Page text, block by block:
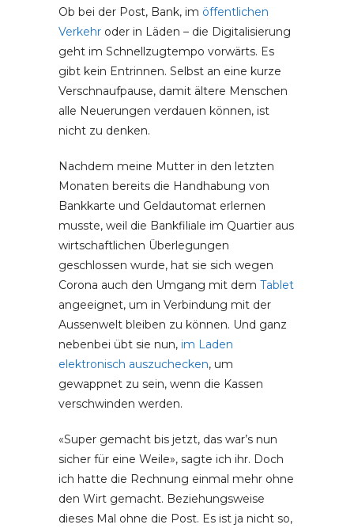
Ob bei der Post, Bank, im öffentlichen
Verkehr oder in Läden – die Digitalisierung
geht im Schnellzugtempo vorwärts. Es
gibt kein Entrinnen. Selbst an eine kurze
Verschnaufpause, damit ältere Menschen
alle Neuerungen verdauen können, ist
nicht zu denken.
Nachdem meine Mutter in den letzten
Monaten bereits die Handhabung von
Bankkarte und Geldautomat erlernen
musste, weil die Bankfiliale im Quartier aus
wirtschaftlichen Überlegungen
geschlossen wurde, hat sie sich wegen
Corona auch den Umgang mit dem Tablet
angeeignet, um in Verbindung mit der
Aussenwelt bleiben zu können. Und ganz
nebenbei übt sie nun, im Laden
elektronisch auszuchecken, um
gewappnet zu sein, wenn die Kassen
verschwinden werden.
«Super gemacht bis jetzt, das war’s nun
sicher für eine Weile», sagte ich ihr. Doch
ich hatte die Rechnung einmal mehr ohne
den Wirt gemacht. Beziehungsweise
dieses Mal ohne die Post. Es ist ja nicht so,